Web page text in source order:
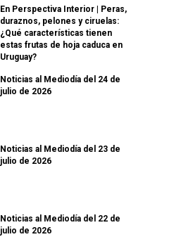
En Perspectiva Interior | Peras,
duraznos, pelones y ciruelas:
¿Qué características tienen
estas frutas de hoja caduca en
Uruguay?
Noticias al Mediodía del 24 de
julio de 2026
Noticias al Mediodía del 23 de
julio de 2026
Noticias al Mediodía del 22 de
julio de 2026